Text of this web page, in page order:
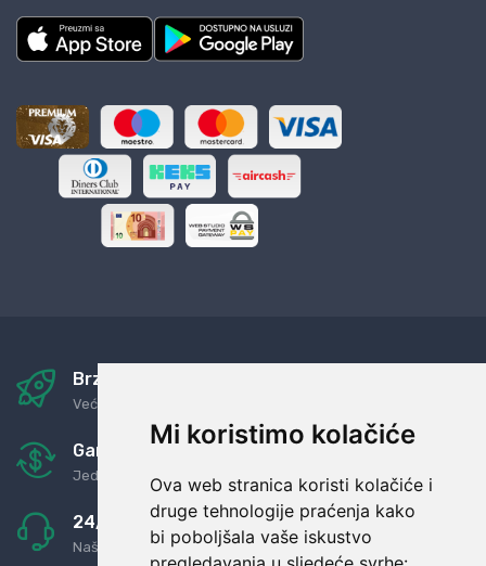
Mi koristimo kolačiće
Ova web stranica koristi kolačiće i
druge tehnologije praćenja kako
bi poboljšala vaše iskustvo
Brza i sigurna dostava
Već za nekoliko dana kod vas
Garancija u povrat novaca
Jednostavno pravilo: Roba za novac
24/7 odlična podrška
Naši agenti uvijek na raspolaganju